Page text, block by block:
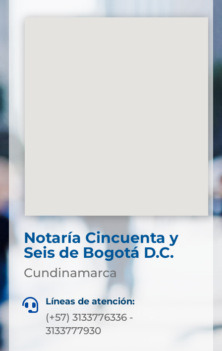
Notaría Cincuenta y
Seis de Bogotá D.C.
Cundinamarca
 Líneas de atención:
(+57) 3133776336 -
3133777930